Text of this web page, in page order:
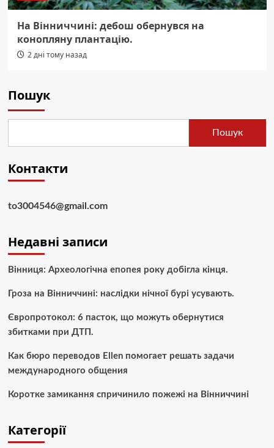
На Вінниччині: дебош обернувся на
конопляну плантацію.
2 дні тому назад
Пошук
Пошук
Контакти
to3004546@gmail.com
Недавні записи
Вінниця: Археологічна епопея року добігла кінця.
Гроза на Вінниччині: наслідки нічної бурі усувають.
Європротокол: 6 пасток, що можуть обернутися
збитками при ДТП.
Как бюро переводов Ellen помогает решать задачи
международного общения
Коротке замикання спричинило пожежі на Вінниччині
Категорії